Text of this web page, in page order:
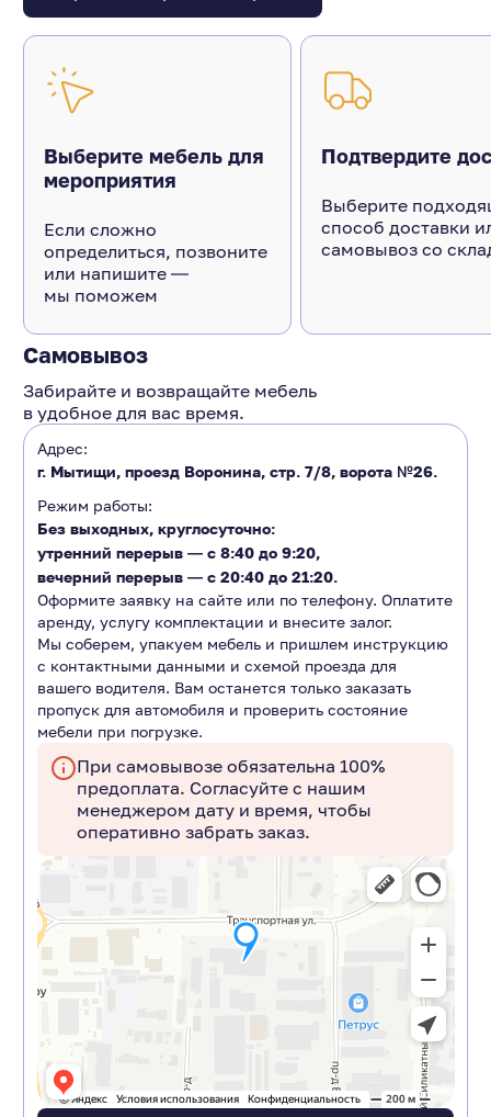
Выберите мебель для
мероприятия
Если сложно
определиться, позвоните
или напишите ―
мы поможем
Подтвердите
Выберите
способ доставки
самовывоз со
Самовывоз
Забирайте и возвращайте мебель
в удобное для вас время.
Адрес:
г. Мытищи, проезд Воронина, стр. 7/8, ворота №26.
Режим работы:
Без выходных, круглосуточно:
утренний перерыв ― с 8:40 до 9:20,
вечерний перерыв ― с 20:40 до 21:20.
Оформите заявку на сайте или по телефону. Оплатите
аренду, услугу комплектации и внесите залог.
Мы соберем, упакуем мебель и пришлем инструкцию
с контактными данными и схемой проезда для
вашего водителя. Вам останется только заказать
пропуск для автомобиля и проверить состояние
мебели при погрузке.
При самовывозе обязательна 100%
предоплата. Согласуйте с нашим
менеджером дату и время, чтобы
оперативно забрать заказ.